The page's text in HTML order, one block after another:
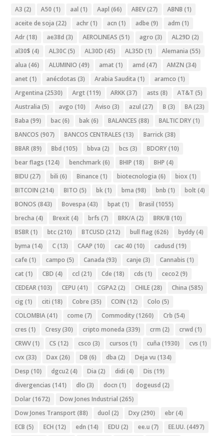
A3 (2) A50 (1) aal (1) Aapl (66) ABEV(27) ABNB (1)
aceite de soja (22) achr(1) acn (1) adbe (9) adm (1)
Adr(18) ae38d (3) AEROLINEAS (51) agro (3) AL29D (2)
al30$ (4) AL30C(5) AL30D (45) AL35D (1) Alemania (55)
alua (46) ALUMINIO (49) amat (1) amd (47) AMZN (34)
anet (1) anécdotas (3) Arabia Saudita (1) aramco (1)
Argentina (2530) Argt (119) ARKK(37) asts (8) AT&T (5)
Australia (5) avgo (10) Aviso (3) azul (27) B (3) BA(23)
Baba (99) bac(6) bak(6) BALANCES (88) BALTIC DRY(1)
BANCOS (907) BANCOS CENTRALES (13) Barrick(38)
BBAR(89) Bbd (105) bbva (2) bcs (3) BDORY(10)
bear flags (124) benchmark(6) BHIP (18) BHP (4)
BIDU (27) bili (6) Binance (1) biotecnologia (6) biox (1)
BITCOIN (214) BITO (5) bk(1) bma (98) bnb (1) bolt (4)
BONOS (843) Bovespa (43) bpat (1) Brasil (1055)
brecha (4) Brexit (4) brfs (7) BRK/A(2) BRK/B (10)
BSBR(1) btc(210) BTCUSD (212) bull flag (626) byddy(4)
byma (14) C(13) CAAP (10) cac 40 (10) cadusd (19)
cafe (1) campo (5) Canada (93) canje (3) Cannabis (1)
cat (1) CBD (4) ccl (21) Cde (18) cds (1) ceco2(9)
CEDEAR(103) CEPU (41) CGPA2(2) CHILE(28) China (585)
cig (1) citi (18) Cobre (35) COIN (12) Colo (5)
COLOMBIA(41) come (7) Commodity(1260) Crb (54)
cres (1) Cresy(30) cripto moneda (339) crm (2) crwd (1)
CRWV(1) CS (12) csco (3) cursos (1) cuña (1930) cvs (1)
cvx (33) Dax (26) DB (6) dba (2) Deja vu (134)
Desp (10) dgcu2(4) Dia (2) didi (4) Dis (19)
divergencias (141) dlo (3) docn (1) dogeusd (2)
Dolar(1672) Dow Jones Industrial (265)
Dow Jones Transport (88) duol (2) Dxy(290) ebr(4)
ECB (5) ECH (12) edn (14) EDU (2) ee.u (7) EE.UU. (4497)